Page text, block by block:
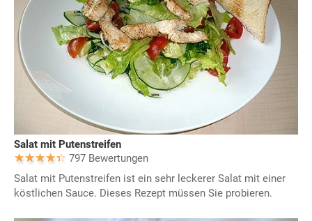
Salat mit Putenstreifen
797 Bewertungen
Salat mit Putenstreifen ist ein sehr leckerer Salat mit einer
köstlichen Sauce. Dieses Rezept müssen Sie probieren.